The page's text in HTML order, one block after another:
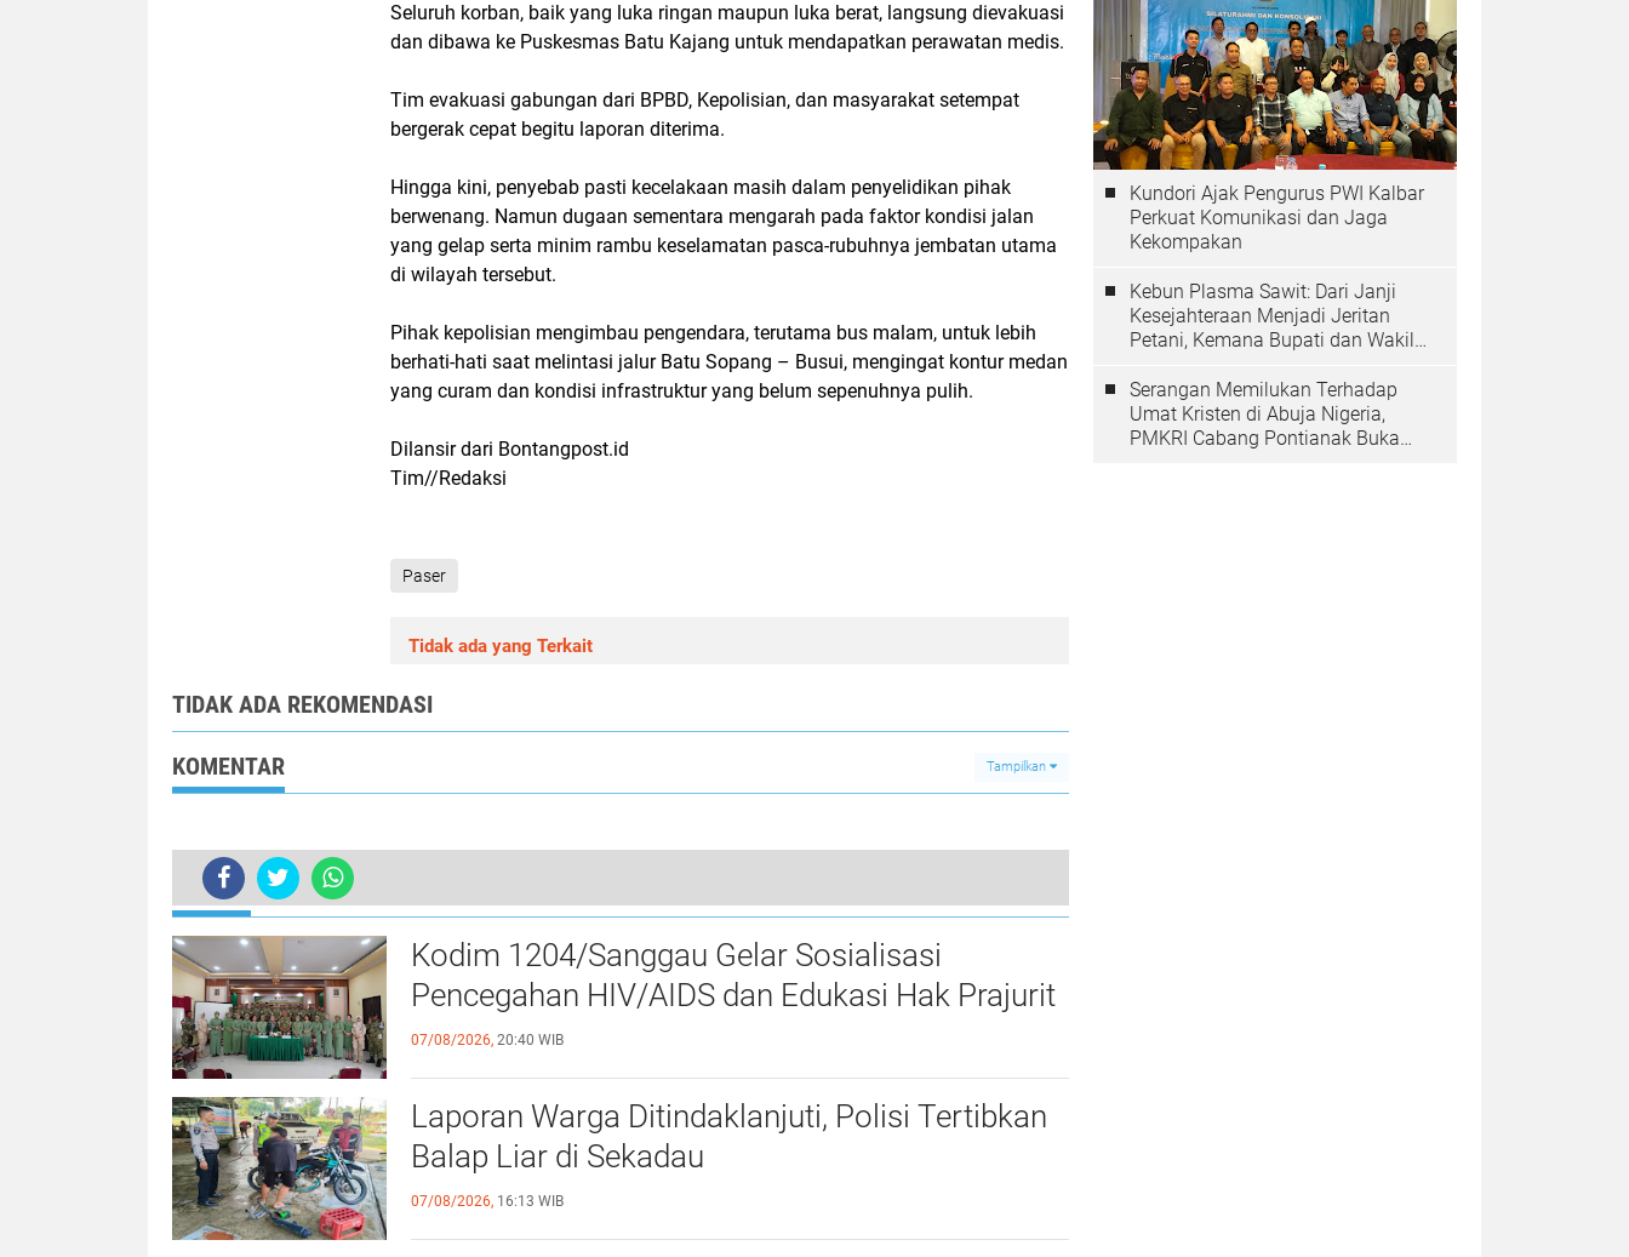
Seluruh korban, baik yang luka ringan maupun luka berat, langsung dievakuasi
dan dibawa ke Puskesmas Batu Kajang untuk mendapatkan perawatan medis.
Tim evakuasi gabungan dari BPBD, Kepolisian, dan masyarakat setempat
bergerak cepat begitu laporan diterima.
Hingga kini, penyebab pasti kecelakaan masih dalam penyelidikan pihak
berwenang. Namun dugaan sementara mengarah pada faktor kondisi jalan
yang gelap serta minim rambu keselamatan pasca-rubuhnya jembatan utama
di wilayah tersebut.
Pihak kepolisian mengimbau pengendara, terutama bus malam, untuk lebih
berhati-hati saat melintasi jalur Batu Sopang – Busui, mengingat kontur medan
yang curam dan kondisi infrastruktur yang belum sepenuhnya pulih.
Dilansir dari Bontangpost.id
Tim//Redaksi
Paser
Tidak ada yang Terkait
TIDAK ADA REKOMENDASI
KOMENTAR Tampilkan
Bus Rute Samarinda–Banjarmasin Terjun ke Jurang di Paser, 2 Tewas dan 16 Luka Berat
TERKINI
Kodim 1204/Sanggau Gelar Sosialisasi
Pencegahan HIV/AIDS dan Edukasi Hak Prajurit
07/08/2026, 20:40 WIB
Laporan Warga Ditindaklanjuti, Polisi Tertibkan
Balap Liar di Sekadau
07/08/2026, 16:13 WIB
Kundori Ajak Pengurus PWI Kalbar
Perkuat Komunikasi dan Jaga
Kekompakan
Kebun Plasma Sawit: Dari Janji
Kesejahteraan Menjadi Jeritan
Petani, Kemana Bupati dan Wakil
Serangan Memilukan Terhadap
Umat Kristen di Abuja Nigeria,
PMKRI Cabang Pontianak Buka